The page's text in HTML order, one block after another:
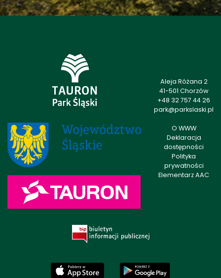
Aleja Różana 2
41-501 Chorzów
+48 32 757 44 26
park@parkslaski.pl
O WWW
Deklaracja
dostępności
Polityka
prywatności
Elementarz AAC